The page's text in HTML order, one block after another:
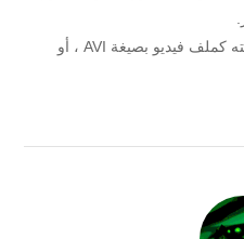
يمكنك البرنامج من حفظ ما سجلته كملف فيديو بصيغة AVI ، أو